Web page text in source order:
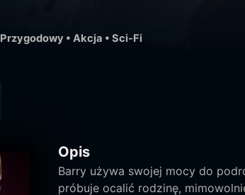
Przygodowy • Akcja • Sci-Fi
Opis
Barry używa swojej mocy do
próbuje ocalić rodzinę,